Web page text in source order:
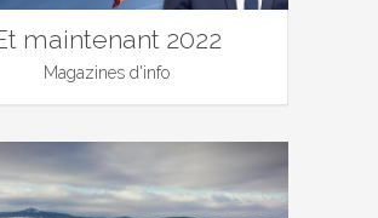
maintenant 2022
Magazines d'info